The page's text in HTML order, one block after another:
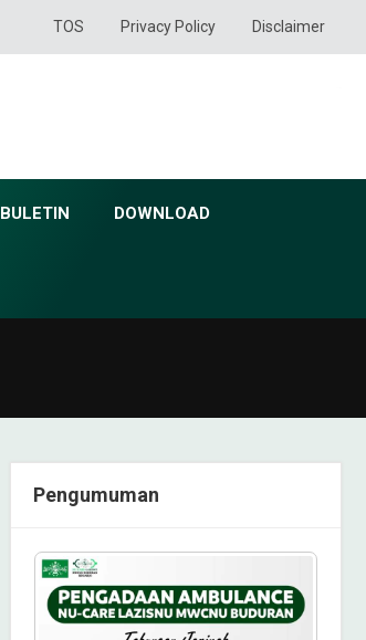
TOS Privacy Policy Disclaimer
BULETIN DOWNLOAD
Pengumuman